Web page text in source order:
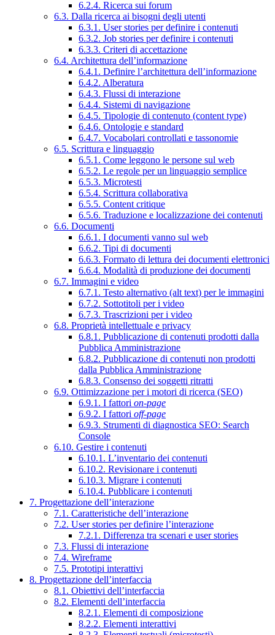
6.2.4. Ricerca sui forum
6.3. Dalla ricerca ai bisogni degli utenti
6.3.1. User stories per definire i contenuti
6.3.2. Job stories per definire i contenuti
6.3.3. Criteri di accettazione
6.4. Architettura dell’informazione
6.4.1. Definire l’architettura dell’informazione
6.4.2. Alberatura
6.4.3. Flussi di interazione
6.4.4. Sistemi di navigazione
6.4.5. Tipologie di contenuto (content type)
6.4.6. Ontologie e standard
6.4.7. Vocabolari controllati e tassonomie
6.5. Scrittura e linguaggio
6.5.1. Come leggono le persone sul web
6.5.2. Le regole per un linguaggio semplice
6.5.3. Microtesti
6.5.4. Scrittura collaborativa
6.5.5. Content critique
6.5.6. Traduzione e localizzazione dei contenuti
6.6. Documenti
6.6.1. I documenti vanno sul web
6.6.2. Tipi di documenti
6.6.3. Formato di lettura dei documenti elettronici
6.6.4. Modalità di produzione dei documenti
6.7. Immagini e video
6.7.1. Testo alternativo (alt text) per le immagini
6.7.2. Sottotitoli per i video
6.7.3. Trascrizioni per i video
6.8. Proprietà intellettuale e privacy
6.8.1. Pubblicazione di contenuti prodotti dalla
Pubblica Amministrazione
6.8.2. Pubblicazione di contenuti non prodotti
dalla Pubblica Amministrazione
6.8.3. Consenso dei soggetti ritratti
6.9. Ottimizzazione per i motori di ricerca (SEO)
6.9.1. I fattori on-page
6.9.2. I fattori off-page
6.9.3. Strumenti di diagnostica SEO: Search
Console
6.10. Gestire i contenuti
6.10.1. L’inventario dei contenuti
6.10.2. Revisionare i contenuti
6.10.3. Migrare i contenuti
6.10.4. Pubblicare i contenuti
7. Progettazione dell’interazione
7.1. Caratteristiche dell’interazione
7.2. User stories per definire l’interazione
7.2.1. Differenza tra scenari e user stories
7.3. Flussi di interazione
7.4. Wireframe
7.5. Prototipi interattivi
8. Progettazione dell’interfaccia
8.1. Obiettivi dell’interfaccia
8.2. Elementi dell’interfaccia
8.2.1. Elementi di composizione
8.2.2. Elementi interattivi